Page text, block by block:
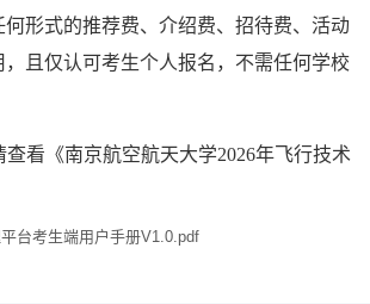
形式的推荐费、介绍费、招待费、活动
，且仅认可考生个人报名，不需任何学校
查看《南京航空航天大学2026年飞行技术
台考生端用户手册V1.0.pdf